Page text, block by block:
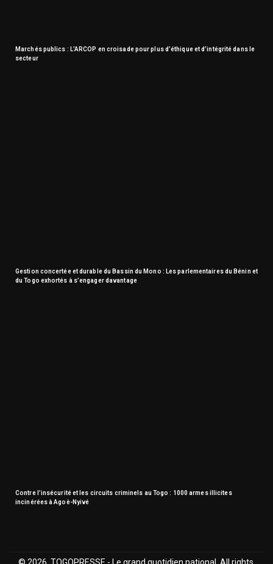
Marchés publics : L’ARCOP en croisade pour plus d’éthique et d’intégrité dans le
secteur
Gestion concertée et durable du Bassin du Mono : Les parlementaires du Bénin et
du Togo exhortés à s’engager davantage
Contre l’insécurité et les circuits criminels au Togo : 1000 armes illicites
incinérées à Agoè-Nyivé